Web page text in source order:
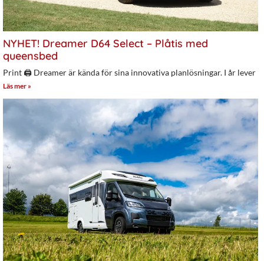
NYHET! Dreamer D64 Select – Plåtis med
queensbed
Print 🖨 Dreamer är kända för sina innovativa planlösningar. I år lever
Läs mer »